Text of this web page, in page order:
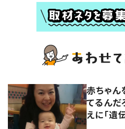
赤ちゃん
てるん
えに「遺